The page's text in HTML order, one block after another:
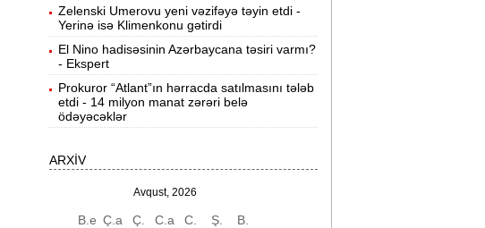
18:41 Pentaqondan kritik addım:Rusiya və
Çinə qarşı yeni plan
18:22
Naxçıvan Şəhər Poliklinikasında tibbi
arayış 60-80 manata satılır? -VİDEO
18:05
Kolleclərdə ən yüksək təhsil haqqı
"Yəhudi David Seliverstov" Kazım
Abbasov çıxdı! -Bir dələduzla bağlı
Zelenski Umerovu yeni vəzifəyə təyin etdi -
Yerinə isə Klimenkonu gətirdi
El Nino hadisəsinin Azərbaycana təsiri varmı?
- Ekspert
Prokuror “Atlant”ın hərracda satılmasını tələb
etdi - 14 milyon manat zərəri belə
ödəyəcəklər
ARXİV
Avqust, 2026
B.e Ç.a Ç. C.a C. Ş. B.